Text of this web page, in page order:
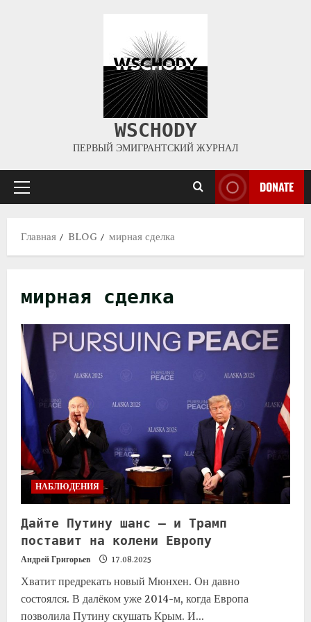
WSCHODY
ПЕРВЫЙ ЭМИГРАНТСКИЙ ЖУРНАЛ
DONATE
Главная BLOG мирная сделка
мирная сделка
НАБЛЮДЕНИЯ
Дайте Путину шанс — и Трамп
поставит на колени Европу
Андрей Григорьев 17.08.2025
Хватит предрекать новый Мюнхен. Он давно
состоялся. В далёком уже 2014-м, когда Европа
позволила Путину скушать Крым. И...